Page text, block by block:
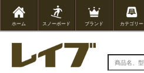
ホーム スノーボード ブランド カテゴリー